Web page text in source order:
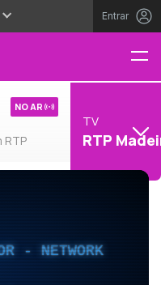
Entrar
RTP
NO AR
TV
RTP
- NETWORK